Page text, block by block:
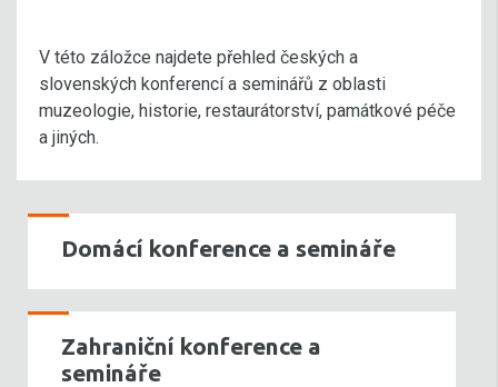
V této záložce najdete přehled českých a
slovenských konferencí a seminářů z oblasti
muzeologie, historie, restaurátorství, památkové péče
a jiných.
Domácí konference a semináře
Zahraniční konference a
semináře